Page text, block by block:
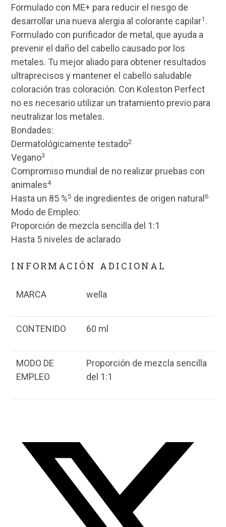
Formulado con ME+ para reducir el riesgo de
desarrollar una nueva alergia al colorante capilar1 .
Formulado con purificador de metal, que ayuda a
prevenir el daño del cabello causado por los
metales. Tu mejor aliado para obtener resultados
ultraprecisos y mantener el cabello saludable
coloración tras coloración. Con Koleston Perfect
no es necesario utilizar un tratamiento previo para
neutralizar los metales.
Bondades:
Dermatológicamente testado2
Vegano3
Compromiso mundial de no realizar pruebas con
animales4
Hasta un 85 %5 de ingredientes de origen natural6
Modo de Empleo:
Proporción de mezcla sencilla del 1:1
Hasta 5 niveles de aclarado
INFORMACIÓN ADICIONAL
MARCA wella
CONTENIDO 60 ml
MODO DE
EMPLEO
Proporción de mezcla sencilla
del 1:1